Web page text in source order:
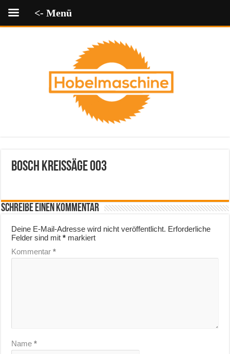
bosch kreissäge 003
Schreibe einen Kommentar
Deine E-Mail-Adresse wird nicht veröffentlicht. Erforderliche
Felder sind mit* markiert
Kommentar*
Name*
<- Menü